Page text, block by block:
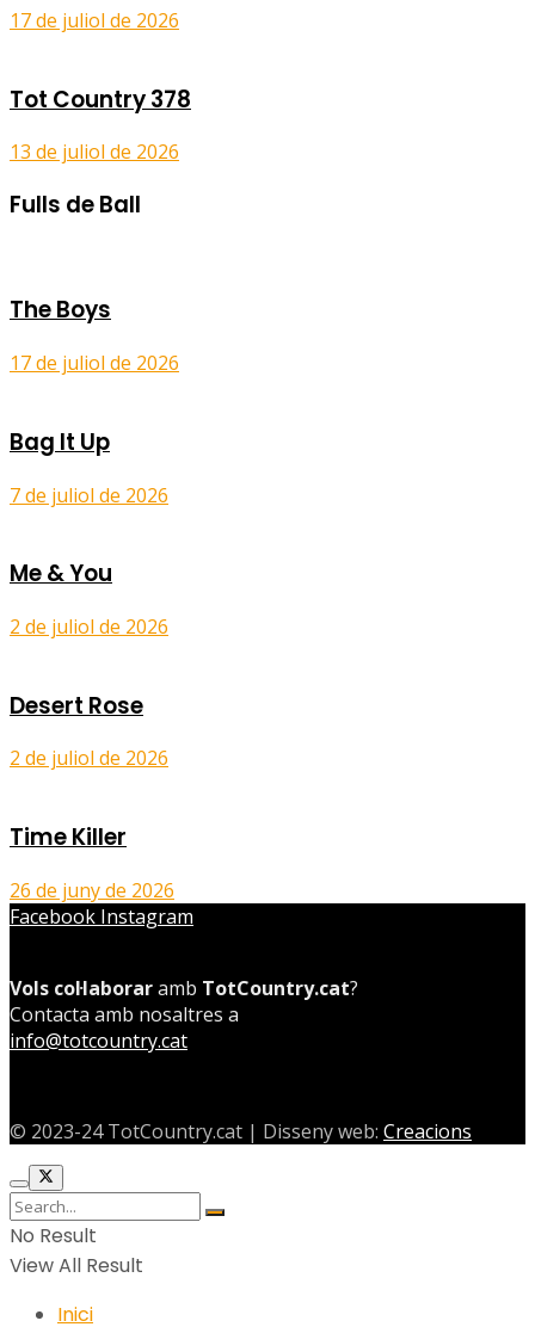
17 de juliol de 2026
Tot Country 378
13 de juliol de 2026
Fulls de Ball
The Boys
17 de juliol de 2026
Bag It Up
7 de juliol de 2026
Me & You
2 de juliol de 2026
Desert Rose
2 de juliol de 2026
Time Killer
26 de juny de 2026
Facebook Instagram
Vols col·laboraramb TotCountry.cat?
Contacta amb nosaltres a
info@totcountry.cat
© 2023-24 TotCountry.cat | Disseny web: Creacions
No Result
View All Result
Inici